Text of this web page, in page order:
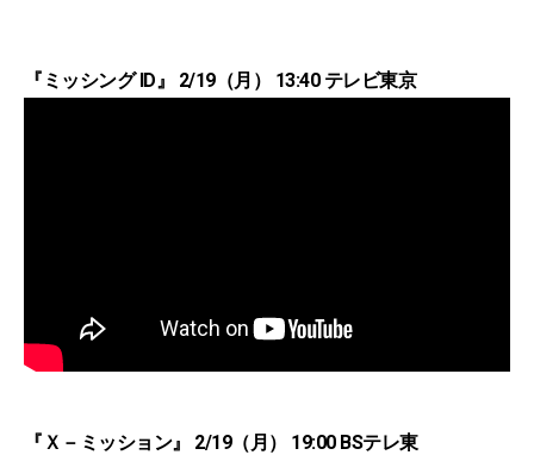
『ミッシング ID』 2/19（月） 13:40 テレビ東京
『Ｘ－ミッション』 2/19（月） 19:00 BSテレ東